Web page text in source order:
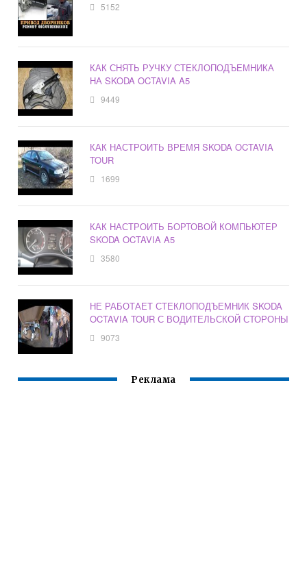
5152
КАК СНЯТЬ РУЧКУ СТЕКЛОПОДЪЕМНИКА
НА SKODA OCTAVIA A5
9449
КАК НАСТРОИТЬ ВРЕМЯ SKODA OCTAVIA
TOUR
1699
КАК НАСТРОИТЬ БОРТОВОЙ КОМПЬЮТЕР
SKODA OCTAVIA A5
3580
НЕ РАБОТАЕТ СТЕКЛОПОДЪЕМНИК SKODA
OCTAVIA TOUR С ВОДИТЕЛЬСКОЙ СТОРОНЫ
9073
Реклама